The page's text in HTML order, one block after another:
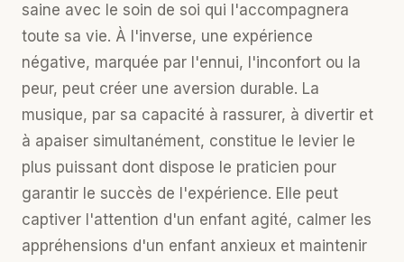
saine avec le soin de soi qui l'accompagnera
toute sa vie. À l'inverse, une expérience
négative, marquée par l'ennui, l'inconfort ou la
peur, peut créer une aversion durable. La
musique, par sa capacité à rassurer, à divertir et
à apaiser simultanément, constitue le levier le
plus puissant dont dispose le praticien pour
garantir le succès de l'expérience. Elle peut
captiver l'attention d'un enfant agité, calmer les
appréhensions d'un enfant anxieux et maintenir